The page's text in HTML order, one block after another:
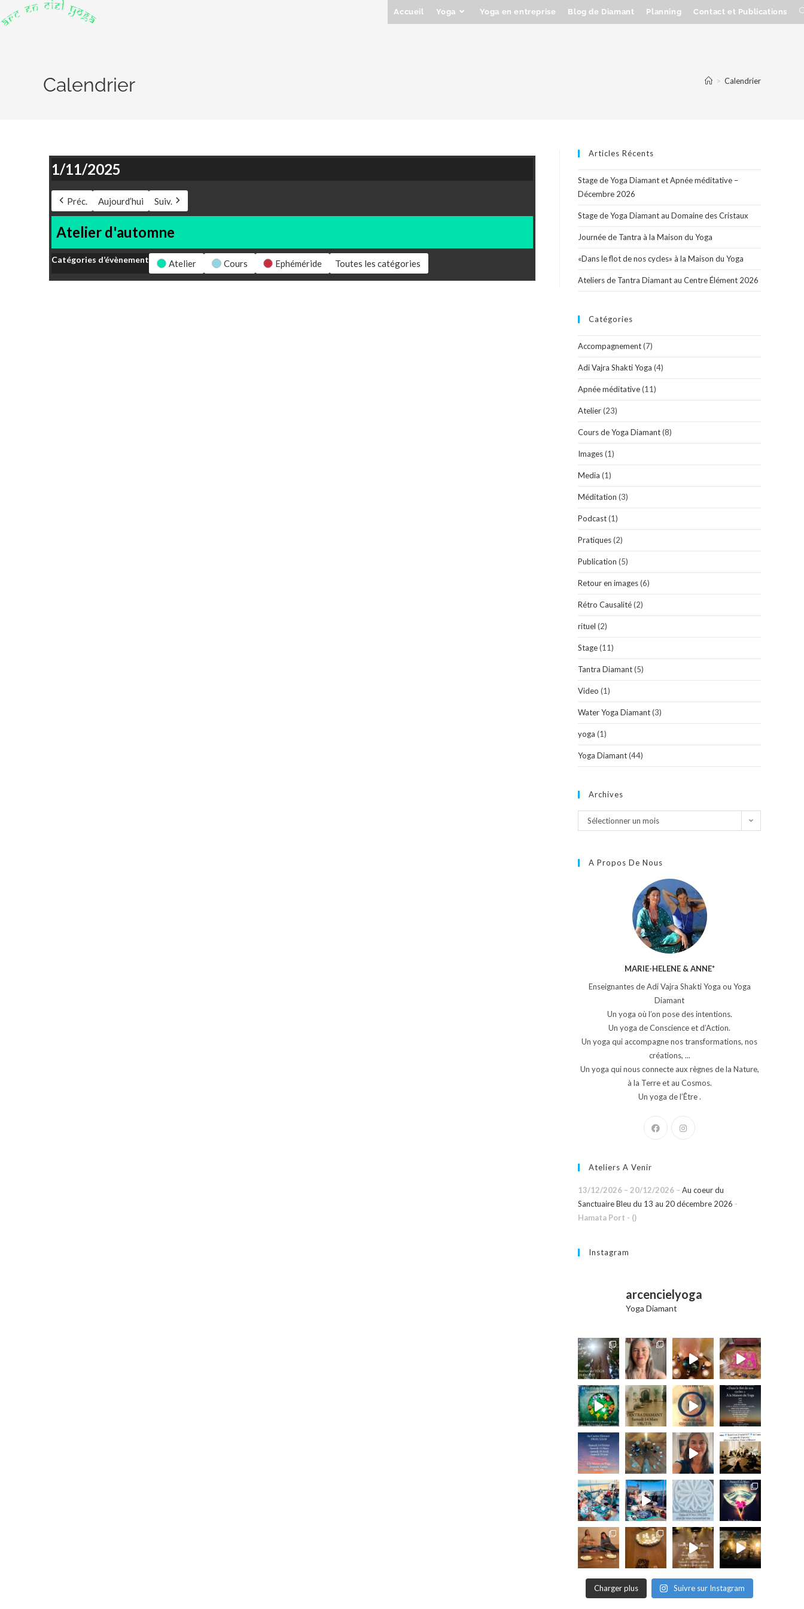
Accueil Yoga Yoga en entreprise Blog de Diamant Planning Contact et Publications
Calendrier > Calendrier
1/11/2025
Préc. Aujourd’hui Suiv.
Atelier d'automne
Catégories d’évènement Atelier Cours Ephéméride Toutes les catégories
Articles Récents
Stage de Yoga Diamant et Apnée méditative –
Décembre 2026
Stage de Yoga Diamant au Domaine des Cristaux
Journée de Tantra à la Maison du Yoga
«Dans le flot de nos cycles» à la Maison du Yoga
Ateliers de Tantra Diamant au Centre Élément 2026
Catégories
Accompagnement(7)
Adi Vajra Shakti Yoga (4)
Apnée méditative(11)
Atelier(23)
Cours de Yoga Diamant(8)
Images(1)
Media (1)
Méditation (3)
Podcast(1)
Pratiques(2)
Publication (5)
Retour en images(6)
Rétro Causalité(2)
rituel (2)
Stage(11)
Tantra Diamant(5)
Video (1)
Water Yoga Diamant(3)
yoga (1)
Yoga Diamant(44)
Archives
Sélectionner un mois
A Propos De Nous
MARIE-HELENE & ANNE*
Enseignantes de Adi Vajra Shakti Yoga ou Yoga
Diamant
Un yoga où l’on pose des intentions.
Un yoga de Conscience et d’Action.
Un yoga qui accompagne nos transformations, nos
créations, ...
Un yoga qui nous connecte aux règnes de la Nature,
à la Terre et au Cosmos.
Un yoga de l’Être .
Ateliers A Venir
13/12/2026 – 20/12/2026 – Au coeur du
Sanctuaire Bleu du 13 au 20 décembre 2026 -
Hamata Port - ()
Instagram
arcencielyoga
Yoga Diamant
Charger plus Suivre sur Instagram